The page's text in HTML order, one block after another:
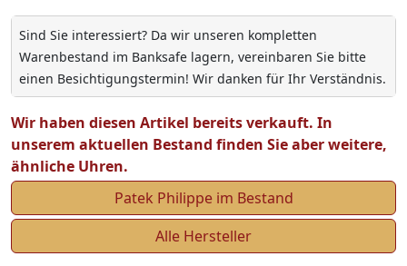
Sind Sie interessiert? Da wir unseren kompletten
Warenbestand im Banksafe lagern, vereinbaren Sie bitte
einen Besichtigungstermin! Wir danken für Ihr Verständnis.
Wir haben diesen Artikel bereits verkauft. In
unserem aktuellen Bestand finden Sie aber weitere,
ähnliche Uhren.
Patek Philippe im Bestand
Alle Hersteller